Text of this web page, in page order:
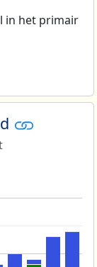
in het primair